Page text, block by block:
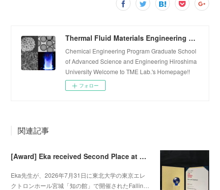
Thermal Fluid Materials Engineering Laboratory
Chemical Engineering Program Graduate School
of Advanced Science and Engineering Hiroshima
University Welcome to TME Lab.'s Homepage!!
フォロー
関連記事
[Award] Eka received Second Place at Falling Walls Lab Sendai 2026
Eka先生が、2026年7月31日に東北大学の東京エレ
クトロンホール宮城「知の館」で開催されたFallin…